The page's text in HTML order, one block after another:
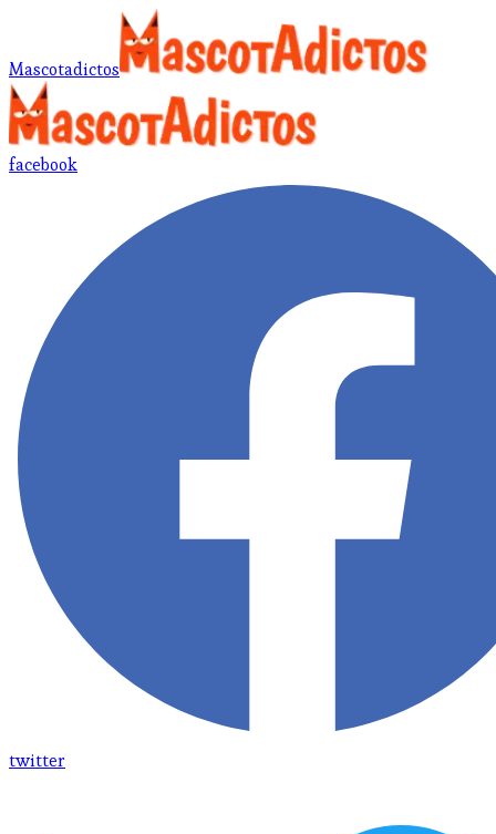
Mascotadictos
facebook
twitter